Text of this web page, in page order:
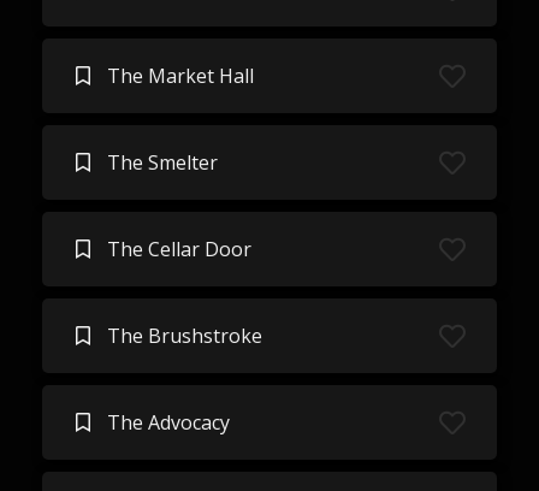
The Market Hall
The Smelter
The Cellar Door
The Brushstroke
The Advocacy